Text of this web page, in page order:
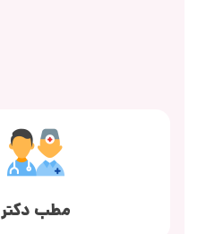
مطب دکتر